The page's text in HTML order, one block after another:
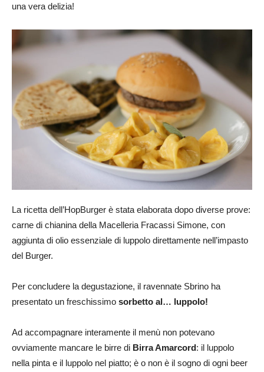
una vera delizia!
La ricetta dell’HopBurger è stata elaborata dopo diverse prove:
carne di chianina della Macelleria Fracassi Simone, con
aggiunta di olio essenziale di luppolo direttamente nell’impasto
del Burger.
Per concludere la degustazione, il ravennate Sbrino ha
presentato un freschissimo sorbetto al… luppolo!
Ad accompagnare interamente il menù non potevano
ovviamente mancare le birre di Birra Amarcord: il luppolo
nella pinta e il luppolo nel piatto; è o non è il sogno di ogni beer